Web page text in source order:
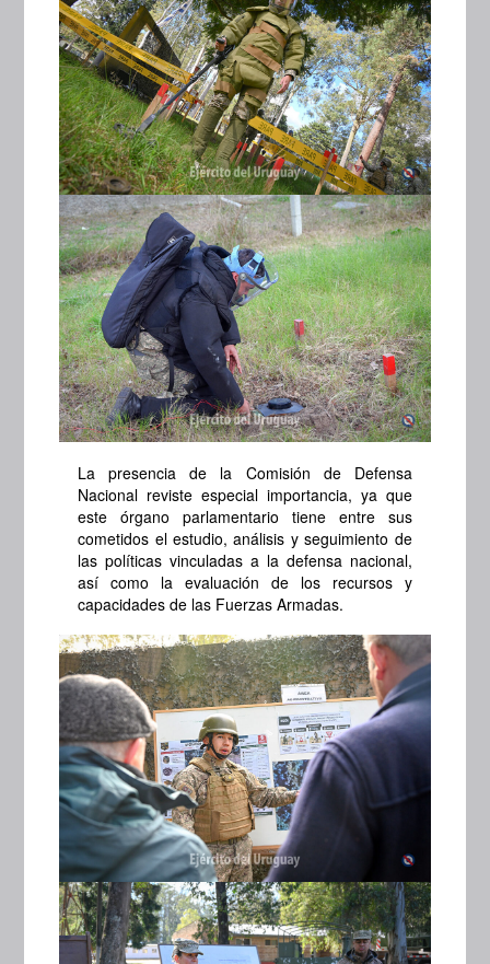
La presencia de la Comisión de Defensa
Nacional reviste especial importancia, ya que
este órgano parlamentario tiene entre sus
cometidos el estudio, análisis y seguimiento de
las políticas vinculadas a la defensa nacional,
así como la evaluación de los recursos y
capacidades de las Fuerzas Armadas.